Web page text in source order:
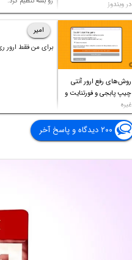
در ویندوز
روش‌های رفع ارور آنتی
چیپ پابجی و فورتنایت و
غیره
امیر
برای من فقط ارور
۲۰۰ دیدگاه و پاسخ آخر